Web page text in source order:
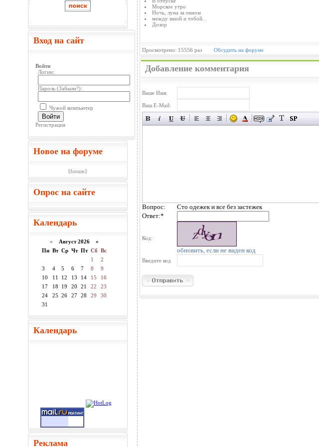
Вход на сайт
Войти
Логин:
Пароль (Забыли?):
Чужой компьютер
Войти
Регистрация
Новое на форуме
{forum}
Опрос на сайте
Календарь
« Август 2026 »
Пн Вт Ср Чт Пт Сб Вс
1
2
3
4 5 6 7 8
9
10
11 12 13 14 15
16
17
18 19 20 21 22
23
24
25 26 27 28 29
30
31
Календарь
Реклама
Морское утро
Ночь, луна за окном
между мной и тобой...
Дозор
Просмотрено: 15556 раз Обсудить на форуме
Добавление комментария
Ваше Имя:
Ваш E-Mail:
Вопрос:
Сто одежек и все без застежек
Ответ:*
Код:
обновить, если не виден код
Введите код